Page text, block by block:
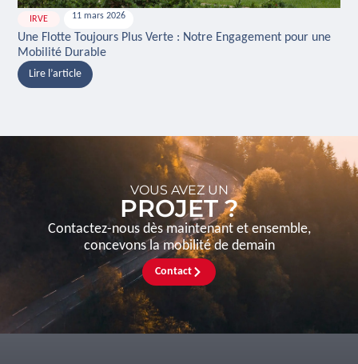
IRVE 11 mars 2026
Une Flotte Toujours Plus Verte : Notre Engagement pour une
Mobilité Durable
Lire l’article
VOUS AVEZ UN
PROJET ?
Contactez-nous dès maintenant et ensemble,
concevons la mobilité de demain
Contact